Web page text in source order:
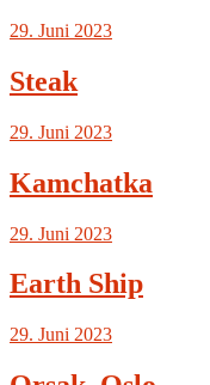
29. Juni 2023
Steak
29. Juni 2023
Kamchatka
29. Juni 2023
Earth Ship
29. Juni 2023